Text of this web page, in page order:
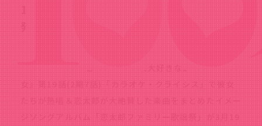
100人の彼女』イメージソングアルバム
発売決定！試聴動画も公開！
TVアニメ『君のことが大大大大大好きな100人の彼
女』第19話(2期7話)「カラオケ・クライシス」で彼女
たちが熱唱＆恋太郎が大絶賛した楽曲をまとめたイメー
ジソングアルバム「恋太郎ファミリー歌謡祭」が3月19